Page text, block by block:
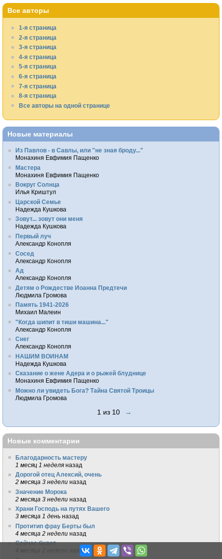
Все авторы
1-я страница
2-я страница
3-я страница
4-я страница
5-я страница
6-я страница
7-я страница
8-я страница
Все авторы на одной странице
Новые материалы
Из Павлов - в Савлы, или "не зная броду..."
Монахиня Евфимия Пащенко
Мастера
Монахиня Евфимия Пащенко
Вокруг Солнца
Илья Криштул
Царской Семье
Надежда Кушкова
Зовут... зовут они меня
Надежда Кушкова
Первый луч
Александр Конопля
Сосед
Александр Конопля
Ад
Александр Конопля
Детям о Рождестве Иоанна Предтечи
Людмила Громова
Память 1941-2026
Михаил Малеин
"Когда шипит в тиши машина..."
Александр Конопля
Снег
Александр Конопля
НАШИМ ВОИНАМ
Надежда Кушкова
Сказание о жене Адера и о рыжей блуднице
Монахиня Евфимия Пащенко
Можно ли увидеть Бога? Тайна Святой Троицы
Людмила Громова
1 из 10 →
Новые комментарии
Благодарность мастеру
1 месяц 1 неделя назад
Дорогой отец Алексий, очень
2 месяца 3 недели назад
Значение Морока
2 месяца 3 недели назад
Храни Господь на путях Вашего
3 месяца 1 день назад
Протитип фрау Берты был
4 месяца 2 недели назад
Сейчас будет
назад